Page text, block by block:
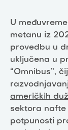
U
metanu iz
provedbu u
uključena u
“Omnibus”,
američkih
sektora nafte
potpunosti